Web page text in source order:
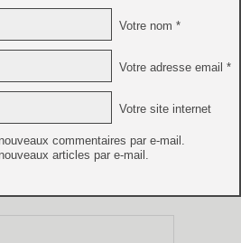
Votre nom *
Votre adresse email *
Votre site internet
commentaires par e-mail.
articles par e-mail.